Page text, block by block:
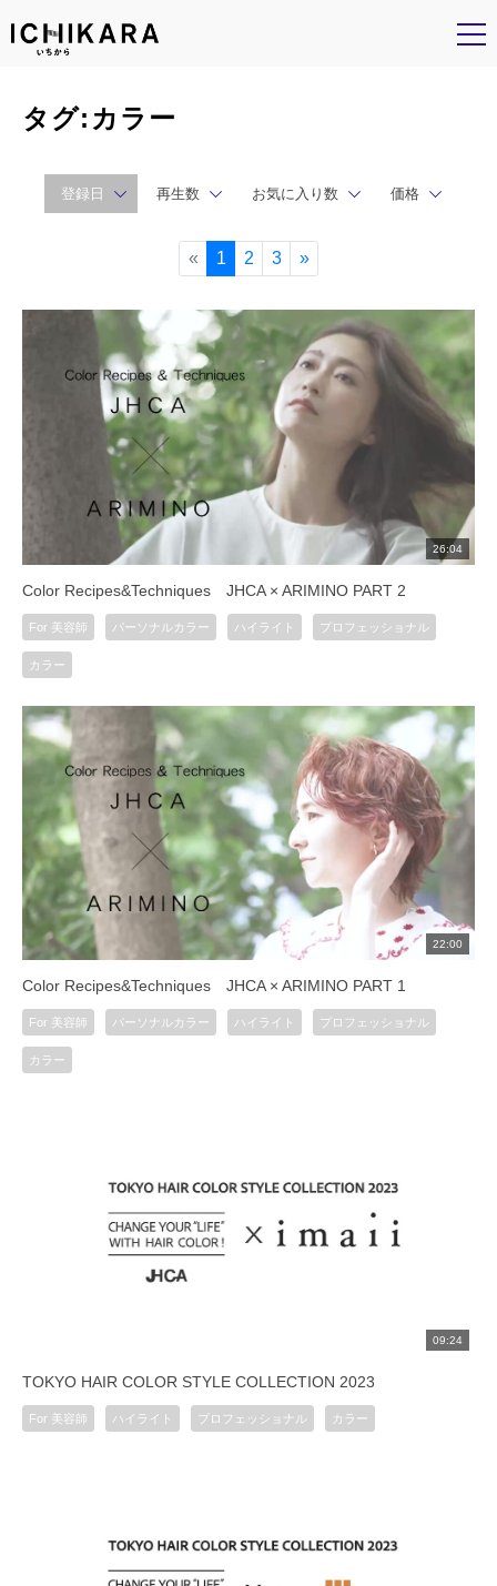
タグ:カラー
登録日 再生数 お気に入り数 価格
« 1 2 3 »
26:04
Color Recipes&Techniques JHCA × ARIMINO PART 2
For 美容師 パーソナルカラー ハイライト プロフェッショナル
カラー
22:00
Color Recipes&Techniques JHCA × ARIMINO PART 1
For 美容師 パーソナルカラー ハイライト プロフェッショナル
カラー
09:24
TOKYO HAIR COLOR STYLE COLLECTION 2023
For 美容師 ハイライト プロフェッショナル カラー